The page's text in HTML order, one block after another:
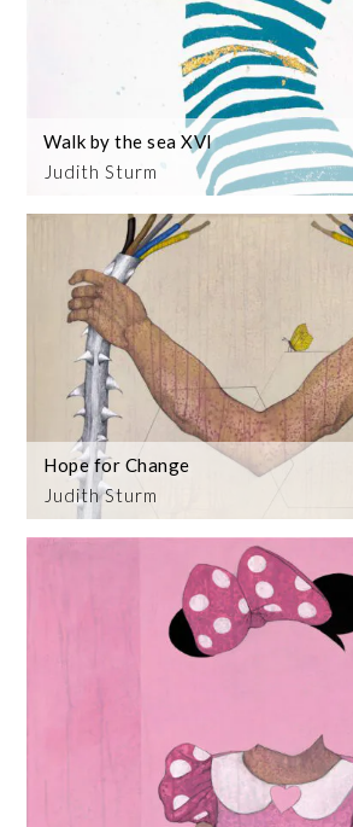
Judith Sturm
Walk by the sea XVI
Judith Sturm
Hope for Change